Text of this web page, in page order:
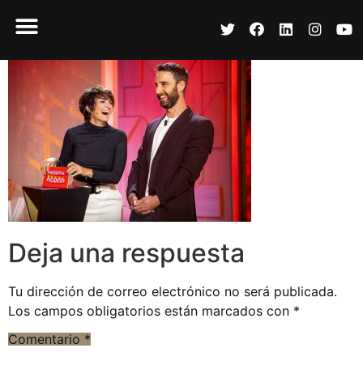
Deja una respuesta
Tu dirección de correo electrónico no será publicada.
Los campos obligatorios están marcados con *
Comentario *